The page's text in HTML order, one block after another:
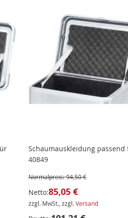
Schaumauskleidung passend
40849
Normalpreis: 94,50 €
Netto:85,05 €
zzgl. MwSt., zzgl.Versand